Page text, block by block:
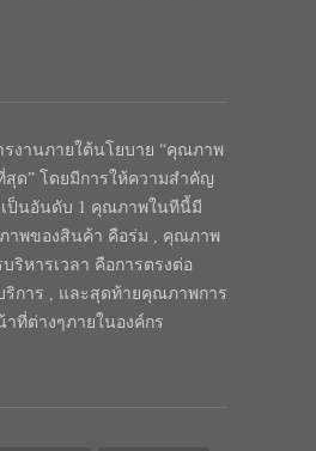
งานภายใต้นโยบาย “คุณภาพ
สุด” โดยมีการให้ความสำคัญ
ป็นอันดับ 1 คุณภาพในทีนี้มี
าพของสินค้า คือร่ม , คุณภาพ
ริหารเวลา คือการตรงต่อ
ริการ , และสุดท้ายคุณภาพการ
ที่ต่างๆภายในองค์กร